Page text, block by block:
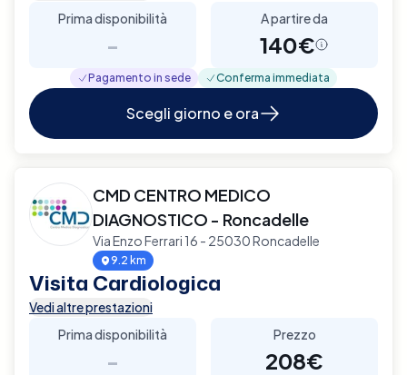
Prima disponibilità
-
A partire da
140€
Pagamento in sede Conferma immediata
Scegli giorno e ora
CMD CENTRO MEDICO
DIAGNOSTICO - Roncadelle
Via Enzo Ferrari 16 - 25030 Roncadelle
9.2 km
Visita Cardiologica
Vedi altre prestazioni
Prima disponibilità
-
Prezzo
208€